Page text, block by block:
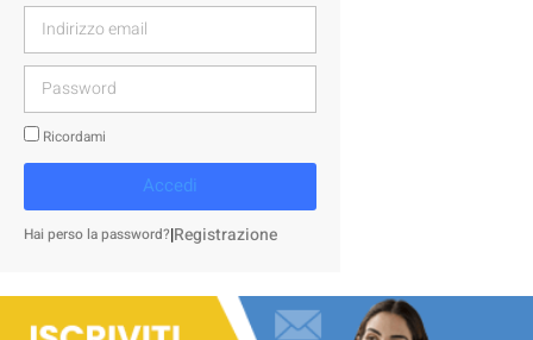
Ricordami
Accedi
Hai perso la password?|Registrazione